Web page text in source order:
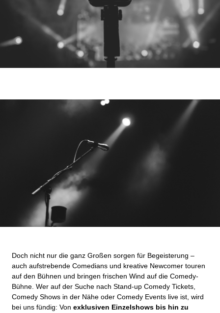
Doch nicht nur die ganz Großen sorgen für Begeisterung –
auch aufstrebende Comedians und kreative Newcomer touren
auf den Bühnen und bringen frischen Wind auf die Comedy-
Bühne. Wer auf der Suche nach Stand-up Comedy Tickets,
Comedy Shows in der Nähe oder Comedy Events live ist, wird
bei uns fündig: Von exklusiven Einzelshows bis hin zu